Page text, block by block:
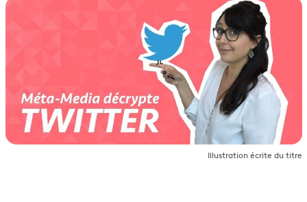
Illustration écrite du titre